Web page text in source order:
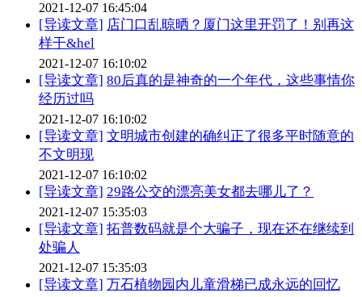
2021-12-07 16:45:04
[导读文章] 店门口乱晾晒？厦门这里开罚了！别再这
样干&hel
2021-12-07 16:10:02
[导读文章] 80后真的是神奇的一个年代，这些事情你
经历过吗
2021-12-07 16:10:02
[导读文章] 文明城市创建的确纠正了很多平时随意的
不文明现
2021-12-07 16:10:02
[导读文章] 29路公交的漂亮美女都去哪儿了？
2021-12-07 15:35:03
[导读文章] 拓普数码就是个大骗子，现在还在继续到
处骗人
2021-12-07 15:35:03
[导读文章] 万石植物园内儿童滑梯已成永远的回忆